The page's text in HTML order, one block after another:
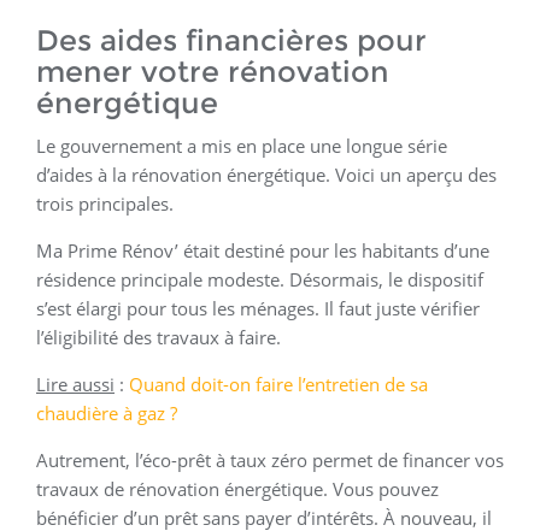
Des aides financières pour
mener votre rénovation
énergétique
Le gouvernement a mis en place une longue série
d’aides à la rénovation énergétique. Voici un aperçu des
trois principales.
Ma Prime Rénov’ était destiné pour les habitants d’une
résidence principale modeste. Désormais, le dispositif
s’est élargi pour tous les ménages. Il faut juste vérifier
l’éligibilité des travaux à faire.
Lire aussi : Quand doit-on faire l’entretien de sa
chaudière à gaz ?
Autrement, l’éco-prêt à taux zéro permet de financer vos
travaux de rénovation énergétique. Vous pouvez
bénéficier d’un prêt sans payer d’intérêts. À nouveau, il